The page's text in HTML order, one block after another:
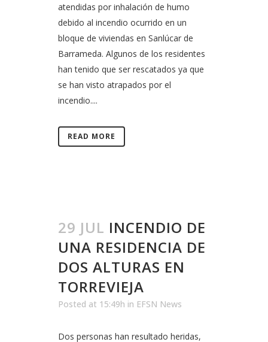
atendidas por inhalación de humo
debido al incendio ocurrido en un
bloque de viviendas en Sanlúcar de
Barrameda. Algunos de los residentes
han tenido que ser rescatados ya que
se han visto atrapados por el
incendio....
READ MORE
29 JUL INCENDIO DE
UNA RESIDENCIA DE
DOS ALTURAS EN
TORREVIEJA
Posted at 15:49h in EFSN News
Dos personas han resultado heridas,